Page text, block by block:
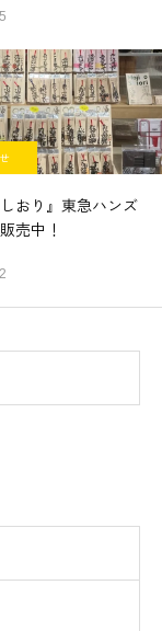
しおり』東急ハンズ
売中！